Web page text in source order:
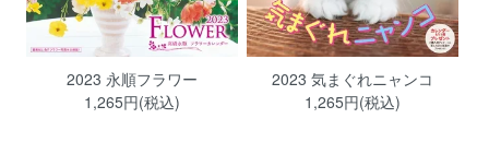
2023 永順フラワー
1,265円(税込)
2023 気まぐれニャンコ
1,265円(税込)